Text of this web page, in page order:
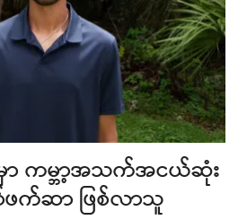
ကမ္ဘာ့အသက်အငယ်ဆုံး
က်ဆာ ဖြစ်လာသူ